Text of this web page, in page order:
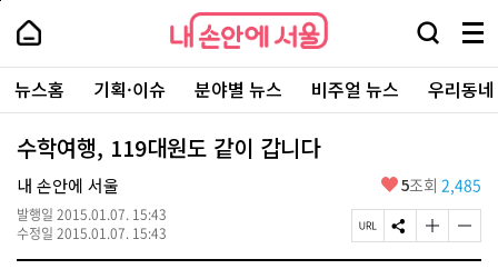
본
로
가
내
손
안
에
서
울
-
서
울
시
대
표
소
내
손
에
울
검
창
열
기
메
뉴
전
체
보
주
요
서
뉴스홈 기획·이슈 분야별 뉴스 비주얼 뉴스 우리동
수학여행, 119대원도 같이 갑니다
내 손안에 서울
발행일 2015.01.07. 15:43
수정일 2015.01.07. 15:43
좋
요
5조회 2,485
페
이
S
N
글
자
글
자
페
상
단
로